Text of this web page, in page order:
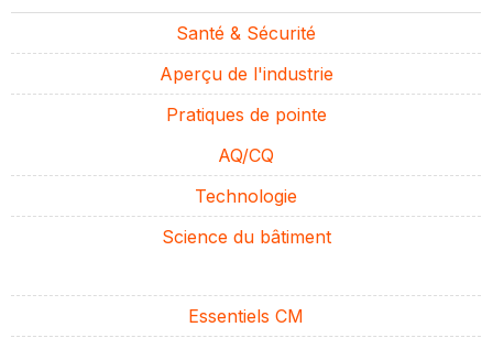
Santé & Sécurité
Aperçu de l'industrie
Pratiques de pointe
AQ/CQ
Technologie
Science du bâtiment
Essentiels CM